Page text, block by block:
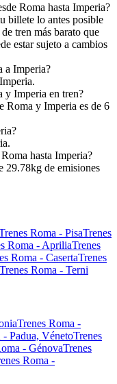
Roma hasta Imperia?
billete lo antes posible
tren más barato que
estar sujeto a cambios
a Imperia?
y Imperia en tren?
Roma y Imperia es de 6
hasta Imperia?
29.78kg de emisiones
Roma - PisaTrenes
Roma - ApriliaTrenes
Roma - CasertaTrenes
Trenes Roma - Terni
Trenes Roma -
- Padua, VénetoTrenes
- GénovaTrenes
Roma -